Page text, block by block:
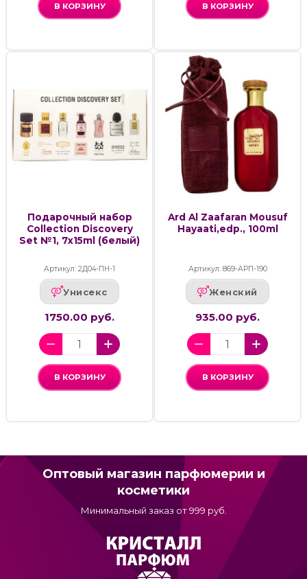
В КОРЗИНУ В КОРЗИНУ
Подарочный набор
Collection Discovery
Set №1, 7x15ml (белый)
Артикул: 2Д04-ПН-1
Унисекс
1750.00 руб.
В КОРЗИНУ
Ard Al Zaafaran Mousuf
Hayaati,edp., 100ml
Артикул: 869-АРП-190
Женский
935.00 руб.
В КОРЗИНУ
Оптовый магазин парфюмерии и
косметики
Минимальный заказ от 999 руб.